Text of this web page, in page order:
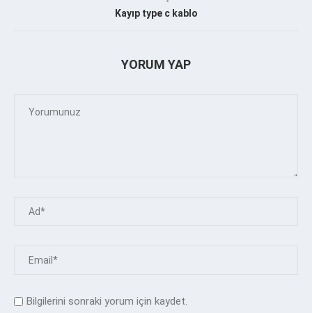
Kayıp type c kablo
YORUM YAP
Bilgilerini sonraki yorum için kaydet.